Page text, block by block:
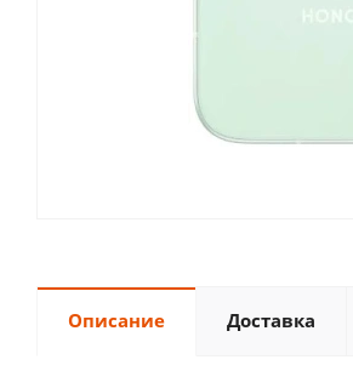
Описание Доставка